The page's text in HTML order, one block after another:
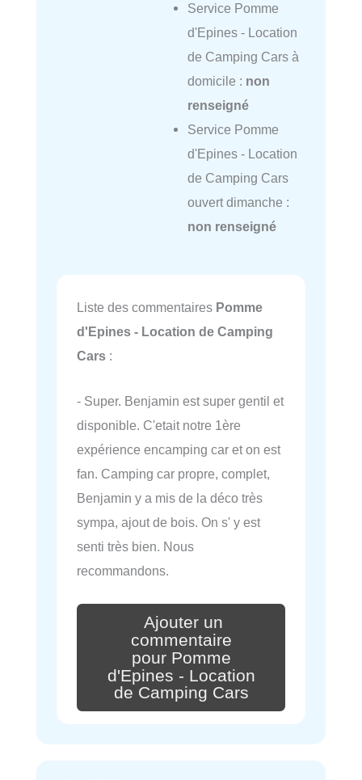
Service Pomme
d'Epines - Location
de Camping Cars à
domicile : non
renseigné
Service Pomme
d'Epines - Location
de Camping Cars
ouvert dimanche :
non renseigné
Liste des commentaires Pomme
d'Epines - Location de Camping
Cars :
- Super. Benjamin est super gentil et
disponible. C'etait notre 1ère
expérience encamping car et on est
fan. Camping car propre, complet,
Benjamin y a mis de la déco très
sympa, ajout de bois. On s' y est
senti très bien. Nous
recommandons.
Ajouter un
commentaire
pour Pomme
d'Epines - Location
de Camping Cars